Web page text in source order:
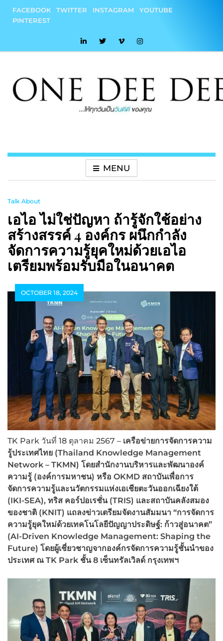
content
FACEBOOK TWITTER INSTAGRAM
YOUTUBE
PINTEREST
MENU
Talk About
เอไอ ไม่ใช่ปัญหา ถ้ารู้จักใช้อย่าง
สร้างสรรค์ 4 องค์กร ผนึกกำลัง
จัดการความรู้ยุคใหม่ด้วยเอไอ
เตรียมพร้อมรับมือในอนาคต
OCTOBER 18, 2024
TK Park วันที่ 18 ตุลาคม 2567 – เครือข่ายการจัดการความ
รู้ประเทศไทย (Thailand Knowledge Management
Network – TKMN) โดยสำนักงานบริหารและพัฒนาองค์
ความรู้ (องค์การมหาชน) หรือ OKMD สถาบันเพื่อการ
จัดการความรู้และนวัตกรรมแห่งเอเชียตะวันออกเฉียงใต้
(IKI-SEA), ทริส คอร์ปอเรชั่น (TRIS) และสถาบันคลังสมอง
ของชาติ (KNIT) แถลงข่าวเตรียมจัดงานสัมมนา “การจัดการ
ความรู้ยุคใหม่ด้วยเทคโนโลยีปัญญาประดิษฐ์: ก้าวสู่อนาคต”
(AI-Driven Knowledge Management: Shaping the
Future) โดยผู้เชี่ยวชาญจากองค์กรจัดการความรู้ชั้นนำของ
ประเทศ ณ TK Park ชั้น 8 เซ็นทรัลเวิลด์ กรุงเทพฯ